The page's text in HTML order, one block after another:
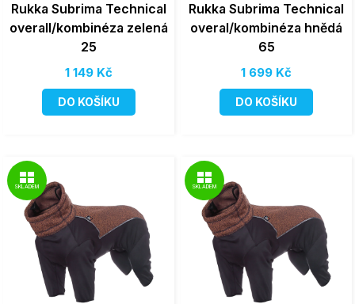
Rukka Subrima Technical
overall/kombinéza zelená
25
1 149 Kč
DO KOŠÍKU
Rukka Subrima Technical
overal/kombinéza hnědá
65
1 699 Kč
DO KOŠÍKU
SKLADEM SKLADEM